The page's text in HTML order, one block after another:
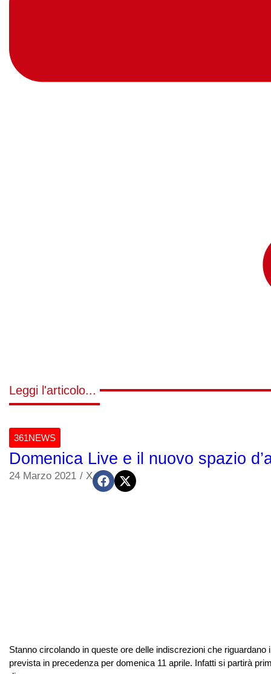
Leggi l'articolo...
361NEWS
Domenica Live e il nuovo spazio
24 Marzo 2021 / X
Stanno circolando in queste ore delle indiscrezioni che
prevista in precedenza per domenica 11 aprile. Infatti si partirà